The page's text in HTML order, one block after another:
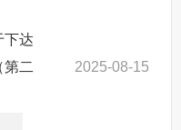
下达
第二
2025-08-15